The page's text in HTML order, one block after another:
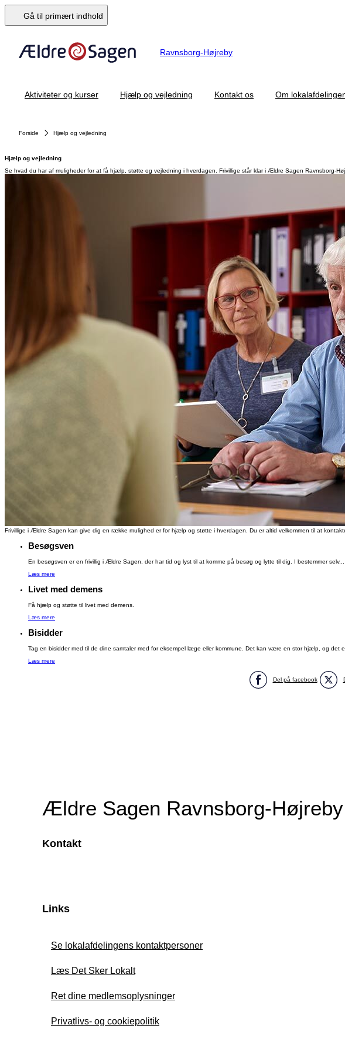
Gå til primært indhold
Ravnsborg-Højreby
Aktiviteter og kurser Hjælp og vejledning Kontakt os Om
Forside Hjælp og vejledning
Hjælp og vejledning
Se hvad du har af muligheder for at få hjælp, støtte og vejledning i hverdagen. Frivillige står klar i Ældre Sagen Ravnsborg-
Frivillige i Ældre Sagen kan give dig en række mulighed er for hjælp og støtte i hverdagen. Du er altid velkommen til at
Besøgsven
En besøgsven er en frivillig i Ældre Sagen, der har tid og lyst til at komme på besøg og lytte til dig. I bestemmer selv...
Læs mere
Livet med demens
Få hjælp og støtte til livet med demens.
Læs mere
Bisidder
Tag en bisidder med til de dine samtaler med for eksempel læge eller kommune. Det kan være en stor hjælp, og det er
Læs mere
Del på facebook
Ældre Sagen Ravnsborg-Højreby
Kontakt
Links
Se lokalafdelingens kontaktpersoner
Læs Det Sker Lokalt
Ret dine medlemsoplysninger
Privatlivs- og cookiepolitik